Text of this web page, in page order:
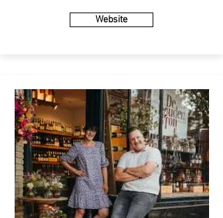
Website